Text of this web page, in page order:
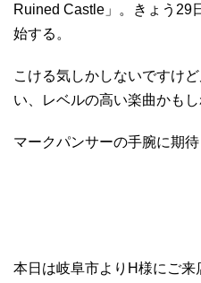
Ruined Castle」。きょう29
始する。
こける気しかしないですけ
い、レベルの高い楽曲かも
マークパンサーの手腕に期待
本日は岐阜市よりH様にご来